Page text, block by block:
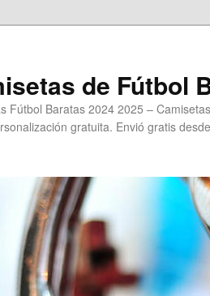
de Fútbol
Fútbol Baratas 2024 2025 –
gratuita. Envió gratis